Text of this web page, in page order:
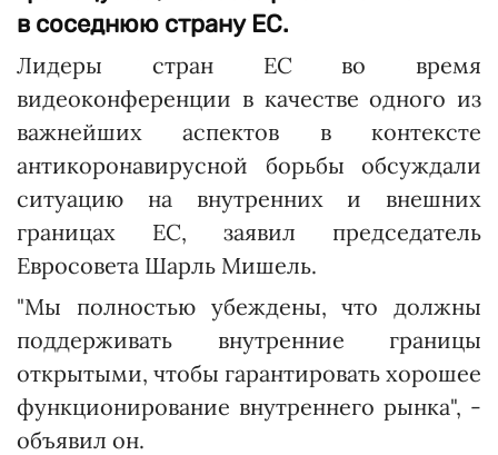
в соседнюю страну ЕС.
Лидеры стран ЕС во время
видеоконференции в качестве одного из
важнейших аспектов в контексте
антикоронавирусной борьбы обсуждали
ситуацию на внутренних и внешних
границах ЕС, заявил председатель
Евросовета Шарль Мишель.
"Мы полностью убеждены, что должны
поддерживать внутренние границы
открытыми, чтобы гарантировать хорошее
функционирование внутреннего рынка", -
объявил он.